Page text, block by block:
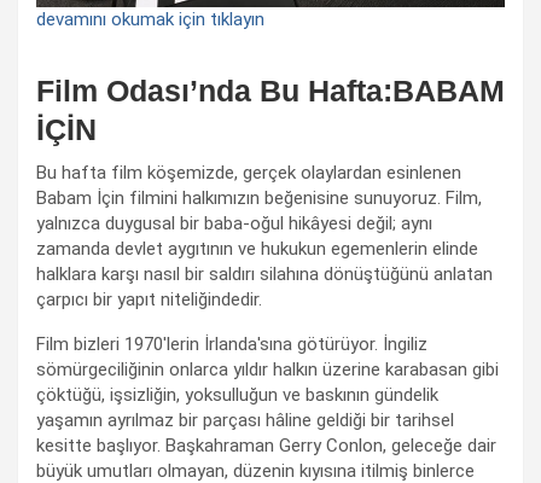
devamını okumak için tıklayın
Film Odası’nda Bu Hafta:BABAM
İÇİN
Bu hafta film köşemizde, gerçek olaylardan esinlenen
Babam İçin filmini halkımızın beğenisine sunuyoruz. Film,
yalnızca duygusal bir baba-oğul hikâyesi değil; aynı
zamanda devlet aygıtının ve hukukun egemenlerin elinde
halklara karşı nasıl bir saldırı silahına dönüştüğünü anlatan
çarpıcı bir yapıt niteliğindedir.
Film bizleri 1970'lerin İrlanda'sına götürüyor. İngiliz
sömürgeciliğinin onlarca yıldır halkın üzerine karabasan gibi
çöktüğü, işsizliğin, yoksulluğun ve baskının gündelik
yaşamın ayrılmaz bir parçası hâline geldiği bir tarihsel
kesitte başlıyor. Başkahraman Gerry Conlon, geleceğe dair
büyük umutları olmayan, düzenin kıyısına itilmiş binlerce